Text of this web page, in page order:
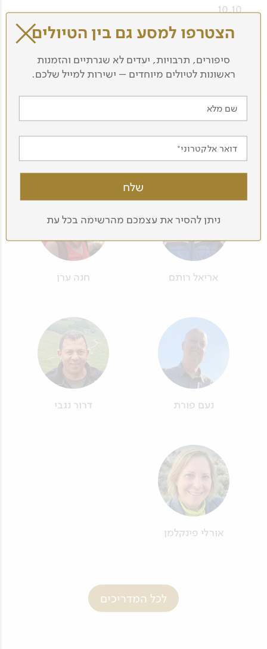
10.10
לפרטים נוספים
עוד מדריכים בצוות שלנו
אריאל רותם חנה ערן
נעם פורת דרור נגבי
אורלי פינקלמן
לכל המדריכים
הצטרפו למסע גם בין הטיולים
סיפורים, תרבויות, יעדים לא שגרתיים והזמנות
ראשונות לטיולים מיוחדים – ישירות למייל שלכם.
שם מלא
דואר אלקטרוני
ניתן להסיר את עצמכם מהרשימה בכל עת